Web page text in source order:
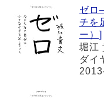
ゼロ
チを
ー）]
堀江
ダイ